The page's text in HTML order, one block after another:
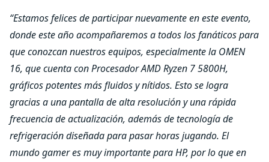
“Estamos felices de participar nuevamente en este evento,
donde este año acompañaremos a todos los fanáticos para
que conozcan nuestros equipos, especialmente la OMEN
16, que cuenta con Procesador AMD Ryzen 7 5800H,
gráficos potentes más fluidos y nítidos. Esto se logra
gracias a una pantalla de alta resolución y una rápida
frecuencia de actualización, además de tecnología de
refrigeración diseñada para pasar horas jugando. El
mundo gamer es muy importante para HP, por lo que en